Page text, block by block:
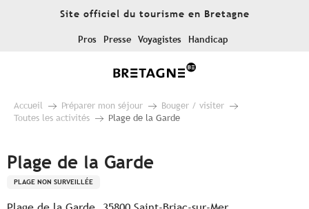
Site officiel du tourisme en Bretagne
Pros Presse Voyagistes Handicap
Accueil Préparer mon séjour
Bouger / visiter
Toutes les activités
Plage de la Garde
Plage de la Garde
PLAGE NON SURVEILLÉE